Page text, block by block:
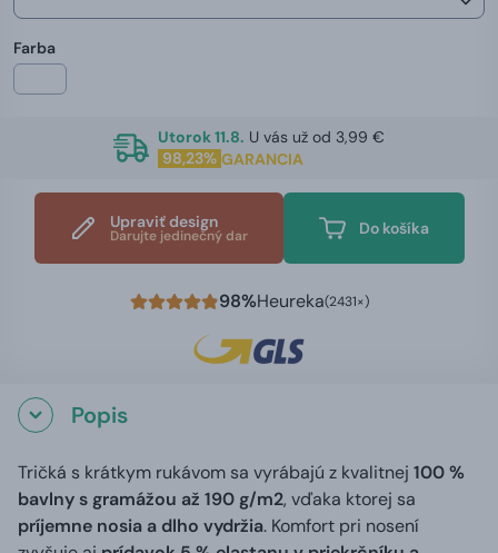
Farba
Utorok 11.8. U vás už od 3,99 €
98,23% GARANCIA
Upraviť design
Darujte jedinečný dar Do košíka
98%Heureka(2431×)
Popis
Tričká s krátkym rukávom sa vyrábajú z kvalitnej 100 %
bavlny s gramážou až 190 g/m2, vďaka ktorej sa
príjemne nosia a dlho vydržia. Komfort pri nosení